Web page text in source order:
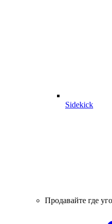
Sidekick
Продавайте где